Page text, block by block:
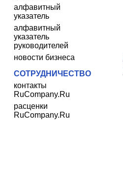
алфавитный
указатель
алфавитный
указатель
руководителей
новости бизнеса
СОТРУДНИЧЕСТВО
контакты
RuCompany.Ru
расценки
RuCompany.Ru